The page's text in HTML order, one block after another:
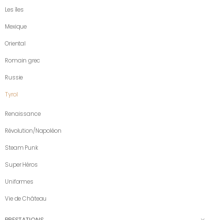
Les îles
Mexique
Oriental
Romain grec
Russie
Tyrol
Renaissance
Révolution/Napoléon
Steam Punk
Super Héros
Uniformes
Vie de Château